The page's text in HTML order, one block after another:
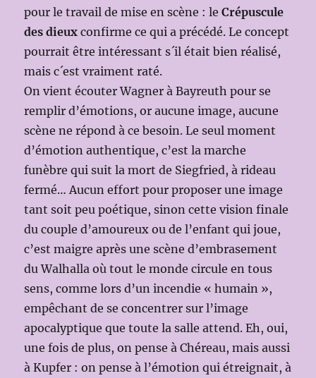
pour le travail de mise en scène : leCrépuscule
des dieux confirme ce qui a précédé. Le concept
pourrait être intéressant s´il était bien réalisé,
mais c´est vraiment raté.
On vient écouter Wagner à Bayreuth pour se
remplir d’émotions, or aucune image, aucune
scène ne répond à ce besoin. Le seul moment
d’émotion authentique, c’est la marche
funèbre qui suit la mort de Siegfried, à rideau
fermé… Aucun effort pour proposer une image
tant soit peu poétique, sinon cette vision finale
du couple d’amoureux ou de l’enfant qui joue,
c’est maigre après une scène d’embrasement
du Walhalla où tout le monde circule en tous
sens, comme lors d’un incendie « humain »,
empêchant de se concentrer sur l’image
apocalyptique que toute la salle attend. Eh, oui,
une fois de plus, on pense à Chéreau, mais aussi
à Kupfer : on pense à l’émotion qui étreignait, à